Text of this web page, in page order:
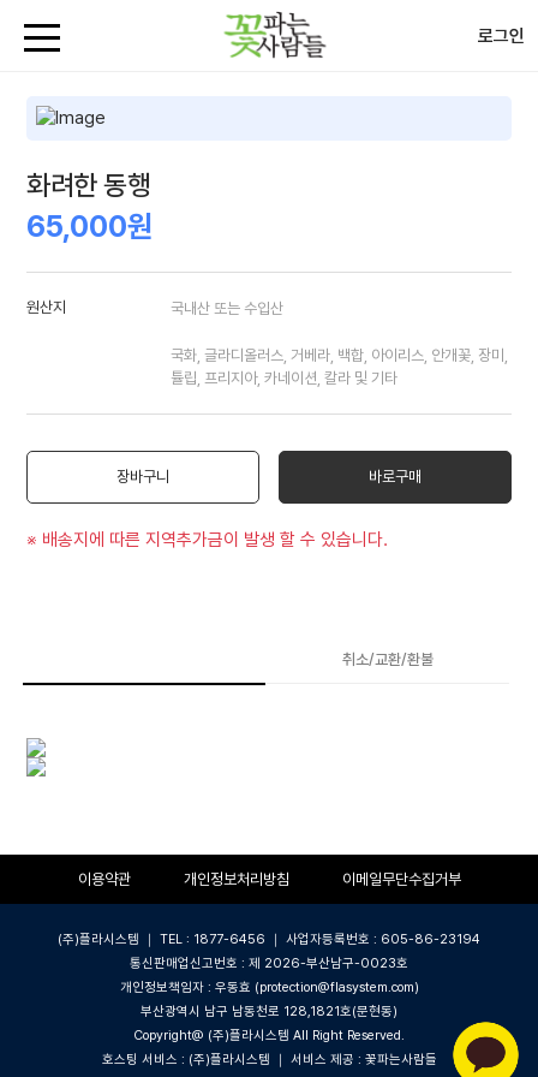
로그인
화려한 동행
65,000원
원산지 국내산 또는 수입산
국화, 글라디올러스, 거베라, 백합, 아이리스, 안개꽃, 장미,
튤립, 프리지아, 카네이션, 칼라 및 기타
장바구니 바로구매
※ 배송지에 따른 지역추가금이 발생 할 수 있습니다.
취소/교환/환불
이용약관 개인정보처리방침 이메일무단수집거부
(주)플라시스템 ｜ TEL : 1877-6456 ｜ 사업자등록번호 : 605-86-23194
통신판매업신고번호 : 제 2026-부산남구-0023호
개인정보책임자 : 우동효 (protection@flasystem.com)
부산광역시 남구 남동천로 128,1821호(문현동)
Copyright@ (주)플라시스템 All Right Reserved.
호스팅 서비스 : (주)플라시스템 ｜ 서비스 제공 : 꽃파는사람들